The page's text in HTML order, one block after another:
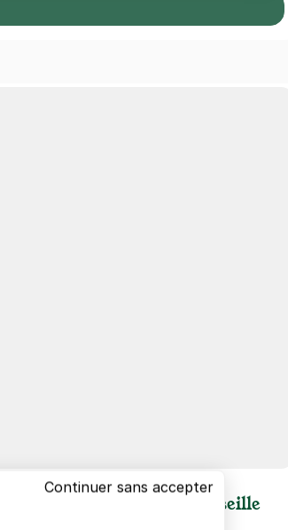
Autre lieux d'intérêts à Marseille
Continuer sans accepter